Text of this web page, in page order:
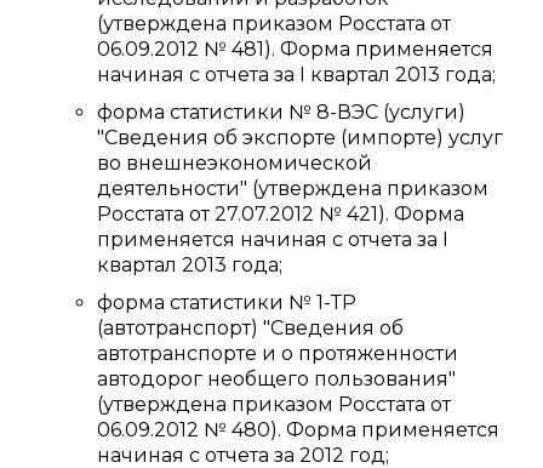
(утверждена приказом Росстата от
06.09.2012 № 481). Форма применяется
начиная с отчета за I квартал 2013 года;
форма статистики № 8-ВЭС (услуги)
"Сведения об экспорте (импорте) услуг
во внешнеэкономической
деятельности" (утверждена приказом
Росстата от 27.07.2012 № 421). Форма
применяется начиная с отчета за I
квартал 2013 года;
форма статистики № 1-ТР
(автотранспорт) "Сведения об
автотранспорте и о протяженности
автодорог необщего пользования"
(утверждена приказом Росстата от
06.09.2012 № 480). Форма применяется
начиная с отчета за 2012 год;